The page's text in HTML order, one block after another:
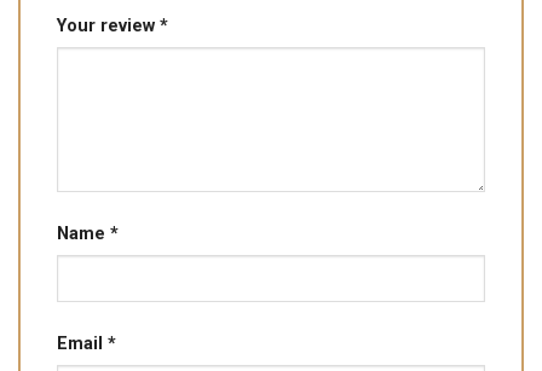
Your review *
Name *
Email *